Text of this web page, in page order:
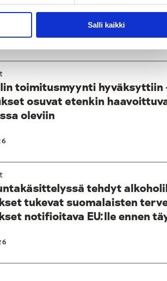
Salli kaikki
toimitusmyynti hyväksyttiin
osuvat etenkin
oleviin
tehdyt
tukevat suomalaisten
notifioitava EU:lle ennen